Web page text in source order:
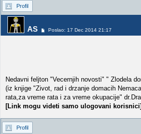
Profil
AS Poslao: 17 Dec 2014 21:17
Nedavni feljton "Vecernjih novosti" " Zlodela
(iz knjige "Zivot, rad i drzanje domacih
rata,za vreme rata i za vreme okupacije"
[Link mogu videti samo ulogovani korisnici]
Profil